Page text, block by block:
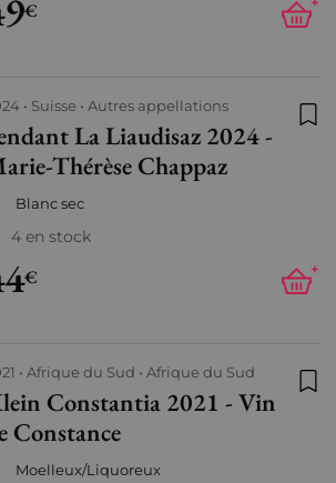
€
Suisse Autres appellations
La Liaudisaz 2024 -
Thérèse Chappaz
Blanc sec
4 en stock
€ +
Afrique du Sud Afrique du Sud
Constantia 2021 - Vin
Constance
Moelleux/Liquoreux